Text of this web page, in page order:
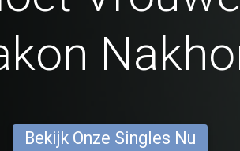
Bekijk Onze Singles Nu